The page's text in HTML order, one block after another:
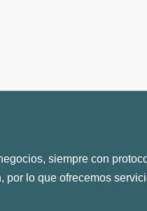
siempre con
lo que ofrecemos